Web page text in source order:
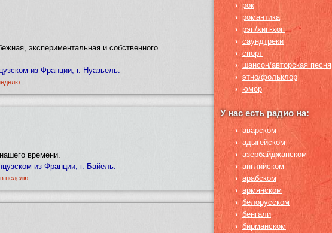
экспериментальная и собственного
из Франции, г. Нуазьель.
времени.
из Франции, г. Байёль.
неделю.
› рок
› романтика
› рэп/хип-хоп
› саундтреки
› спорт
› шансон/авторская песня
› этно/фольклор
› юмор
У нас есть радио на:
› аварском
› адыгейском
› азербайджанском
› английском
› арабском
› армянском
› белорусском
› бенгали
› бирманском